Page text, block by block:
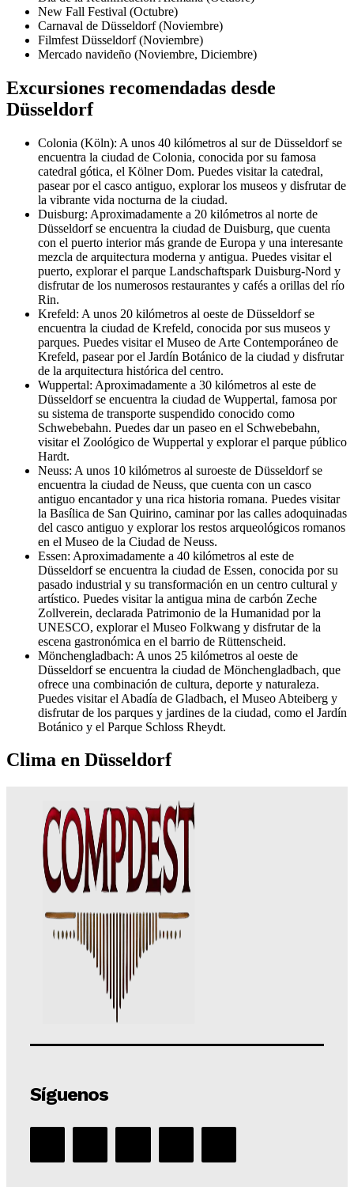
New Fall Festival (Octubre)
Carnaval de Düsseldorf (Noviembre)
Filmfest Düsseldorf (Noviembre)
Mercado navideño (Noviembre, Diciembre)
Excursiones recomendadas desde
Düsseldorf
Colonia (Köln): A unos 40 kilómetros al sur de Düsseldorf se
encuentra la ciudad de Colonia, conocida por su famosa
catedral gótica, el Kölner Dom. Puedes visitar la catedral,
pasear por el casco antiguo, explorar los museos y disfrutar de
la vibrante vida nocturna de la ciudad.
Duisburg: Aproximadamente a 20 kilómetros al norte de
Düsseldorf se encuentra la ciudad de Duisburg, que cuenta
con el puerto interior más grande de Europa y una interesante
mezcla de arquitectura moderna y antigua. Puedes visitar el
puerto, explorar el parque Landschaftspark Duisburg-Nord y
disfrutar de los numerosos restaurantes y cafés a orillas del río
Rin.
Krefeld: A unos 20 kilómetros al oeste de Düsseldorf se
encuentra la ciudad de Krefeld, conocida por sus museos y
parques. Puedes visitar el Museo de Arte Contemporáneo de
Krefeld, pasear por el Jardín Botánico de la ciudad y disfrutar
de la arquitectura histórica del centro.
Wuppertal: Aproximadamente a 30 kilómetros al este de
Düsseldorf se encuentra la ciudad de Wuppertal, famosa por
su sistema de transporte suspendido conocido como
Schwebebahn. Puedes dar un paseo en el Schwebebahn,
visitar el Zoológico de Wuppertal y explorar el parque público
Hardt.
Neuss: A unos 10 kilómetros al suroeste de Düsseldorf se
encuentra la ciudad de Neuss, que cuenta con un casco
antiguo encantador y una rica historia romana. Puedes visitar
la Basílica de San Quirino, caminar por las calles adoquinadas
del casco antiguo y explorar los restos arqueológicos romanos
en el Museo de la Ciudad de Neuss.
Essen: Aproximadamente a 40 kilómetros al este de
Düsseldorf se encuentra la ciudad de Essen, conocida por su
pasado industrial y su transformación en un centro cultural y
artístico. Puedes visitar la antigua mina de carbón Zeche
Zollverein, declarada Patrimonio de la Humanidad por la
UNESCO, explorar el Museo Folkwang y disfrutar de la
escena gastronómica en el barrio de Rüttenscheid.
Mönchengladbach: A unos 25 kilómetros al oeste de
Düsseldorf se encuentra la ciudad de Mönchengladbach, que
ofrece una combinación de cultura, deporte y naturaleza.
Puedes visitar el Abadía de Gladbach, el Museo Abteiberg y
disfrutar de los parques y jardines de la ciudad, como el Jardín
Botánico y el Parque Schloss Rheydt.
Clima en Düsseldorf
Síguenos